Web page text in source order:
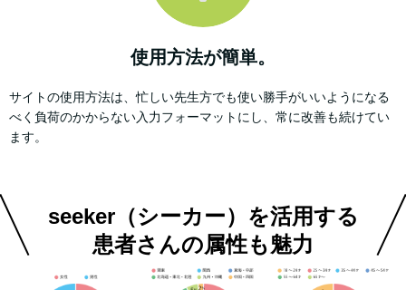
使用方法が簡単。
サイトの使用方法は、忙しい先生方でも使い勝手がいいようになる
べく負荷のかからない入力フォーマットにし、常に改善も続けてい
ます。
seeker（シーカー）を活用する
患者さんの属性も魅力